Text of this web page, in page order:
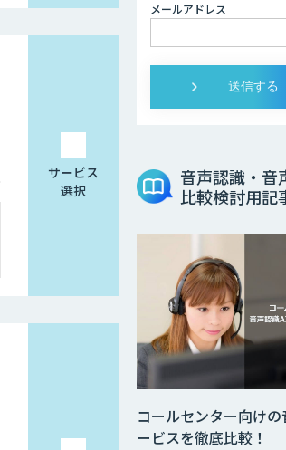
サービス
選択
メールアドレス
音声認識・音
比較検討用記
コールセンター向け
ービスを徹底比較！